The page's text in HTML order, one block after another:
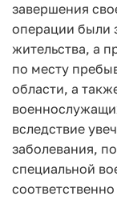
завершения
операции были
жительства, а
по месту
области, а
вследствие
заболевания,
специальной